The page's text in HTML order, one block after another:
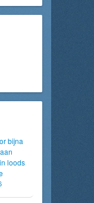
bijna
loods